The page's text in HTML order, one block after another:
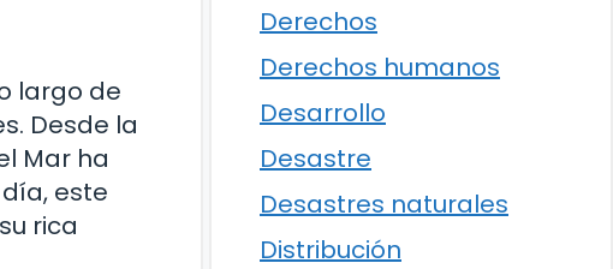
largo de
Desde la
Mar ha
este
rica
Derechos
Derechos humanos
Desarrollo
Desastre
Desastres naturales
Distribución